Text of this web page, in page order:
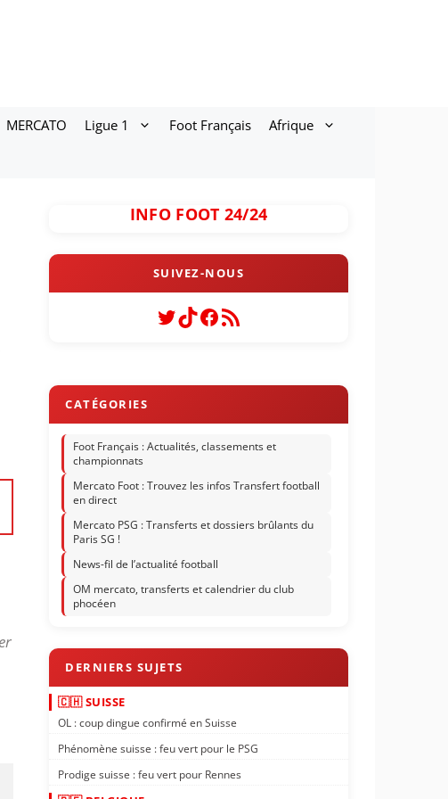
MERCATO Ligue 1 Foot Français Afrique
INFO FOOT 24/24
Twitter
TikTok
Facebook
Flux RSS
Foot Français : Actualités, classements et
championnats
Mercato Foot : Trouvez les infos Transfert football
en direct
Mercato PSG : Transferts et dossiers brûlants du
Paris SG !
News-fil de l’actualité football
OM mercato, transferts et calendrier du club
phocéen
🇨🇭 SUISSE
OL : coup dingue confirmé en Suisse
Phénomène suisse : feu vert pour le PSG
Prodige suisse : feu vert pour Rennes